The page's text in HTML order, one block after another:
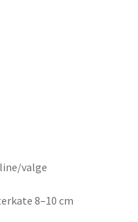
valge
8–10 cm